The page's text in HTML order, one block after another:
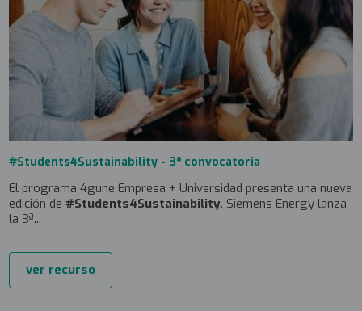
#Students4Sustainability - 3ª convocatoria
El programa 4gune Empresa + Universidad presenta una nueva
edición de#Students4Sustainability. Siemens Energy lanza
la 3ª...
ver recurso